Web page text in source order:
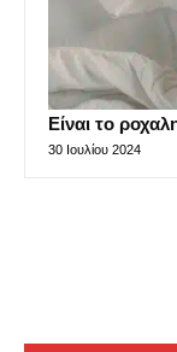
Είναι το
30 Ιουλίου 2024